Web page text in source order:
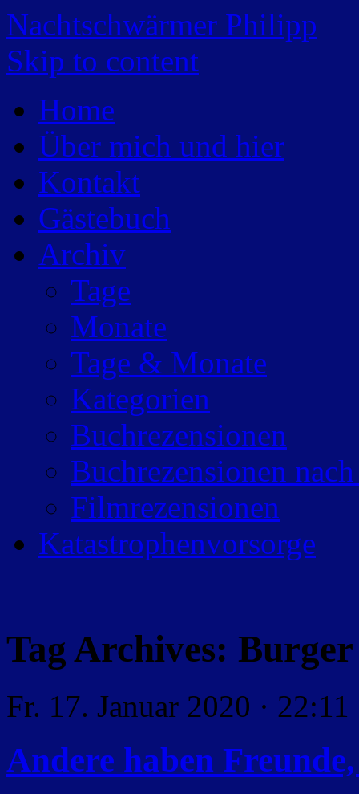
Nachtschwärmer Philipp
Skip to content
Home
Über mich und hier
Kontakt
Gästebuch
Archiv
Tage
Monate
Tage & Monate
Kategorien
Buchrezensionen
Buchrezensionen
Filmrezensionen
Katastrophenvorsorge
Tag Archives:
Fr. 17. Januar 2020 · 22:11
Andere haben